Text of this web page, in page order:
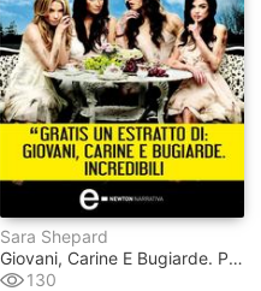
Sara Shepard
Giovani, Carine E Bugiarde. Perfette
130